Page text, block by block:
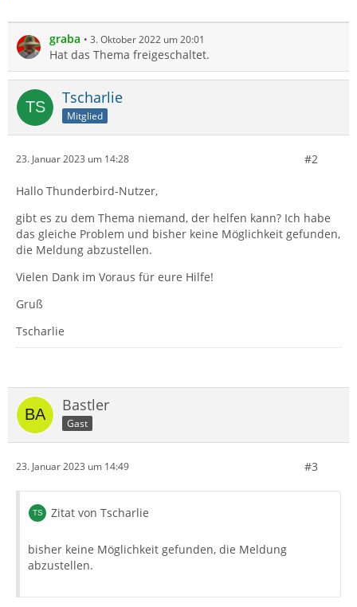
graba 3. Oktober 2022 um 20:01
Hat das Thema freigeschaltet.
Tscharlie
Mitglied
23. Januar 2023 um 14:28 #2
Hallo Thunderbird-Nutzer,
gibt es zu dem Thema niemand, der helfen kann? Ich habe
das gleiche Problem und bisher keine Möglichkeit gefunden,
die Meldung abzustellen.
Vielen Dank im Voraus für eure Hilfe!
Gruß
Tscharlie
Bastler
Gast
23. Januar 2023 um 14:49 #3
Zitat von Tscharlie
bisher keine Möglichkeit gefunden, die Meldung
abzustellen.